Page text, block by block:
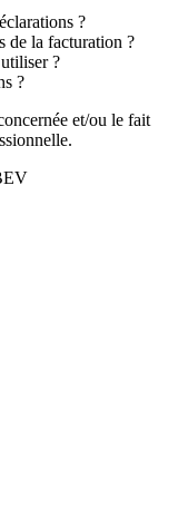
?
de la facturation ?
?
?
et/ou le fait